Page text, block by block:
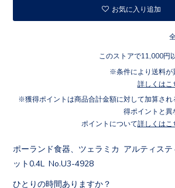
お気に入り追加
このストアで11,000円
条件により送料が
詳しくはこ
獲得ポイントは商品合計金額に対して加算さ
得ポイントと異
ポイントについて詳しくはこ
ポーランド食器、ツェラミカ アルティステ
ット0.4L No.U3-4928
ひとりの時間ありますか？